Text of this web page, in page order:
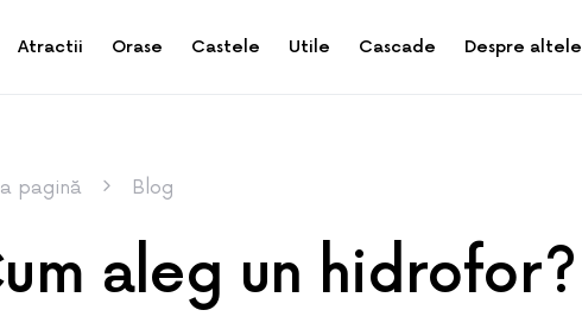
Atractii Orase Castele Utile Cascade Despre altele
pagină Blog
aleg un hidrofor?